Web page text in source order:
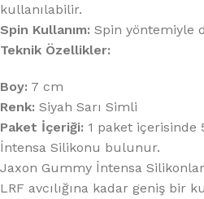
kullanılabilir.
Spin Kullanım: Spin yöntemiyle
Teknik Özellikler:
Boy: 7 cm
Renk: Siyah Sarı Simli
Paket İçeriği: 1 paket içerisinde
İntensa Silikonu bulunur.
Jaxon Gummy İntensa
LRF avcılığına kadar geniş bir